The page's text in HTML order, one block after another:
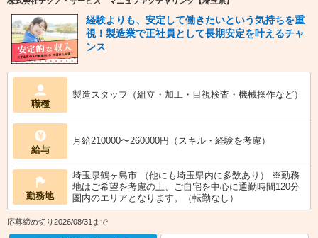
経験よりも、安定して働きたいという気持ちを重
視！製造業で正社員として長期安定を叶えるチャ
ンス
職種
製造スタッフ（組立・加工・目視検査・機械操作など）
給与
月給210000〜260000円（スキル・経験を考慮）
勤務地
埼玉県鶴ヶ島市 （他にも埼玉県内に多数あり） ※勤務
地はご希望を考慮の上、ご自宅を中心に通勤時間120分
圏内のエリアとなります。（転勤なし）
応募締め切り2026/08/31まで